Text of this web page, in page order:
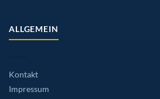
ALLGEMEIN
Kontakt
Impressum